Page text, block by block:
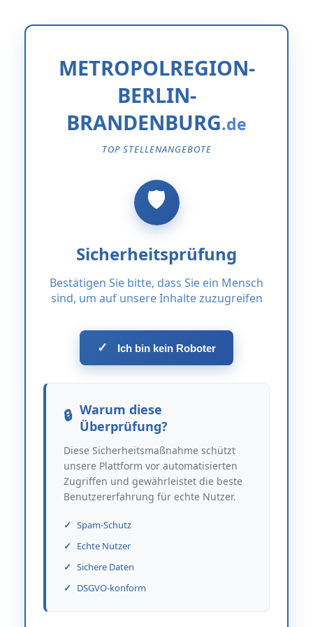
METROPOLREGION-
BERLIN-
BRANDENBURG
TOP STELLENANGEBOTE
Sicherheitsprüfung
Bestätigen Sie bitte, dass Sie ein Mensch
sind, um auf unsere Inhalte zuzugreifen
✓ Ich bin kein Roboter
Warum diese
Überprüfung?
Diese Sicherheitsmaßnahme schützt
unsere Plattform vor automatisierten
Zugriffen und gewährleistet die beste
Benutzererfahrung für echte Nutzer.
Spam-Schutz
Echte Nutzer
Sichere Daten
DSGVO-konform